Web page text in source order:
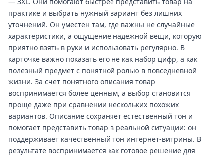
практике и выбрать нужный вариант без лишних
уточнений. Он уместен там, где важны не случайные
характеристики, а ощущение надежной вещи, которую
приятно взять в руки и использовать регулярно. В
карточке важно показать его не как набор цифр, а как
полезный предмет с понятной ролью в повседневной
жизни. За счет понятного описания товар
воспринимается более ценным, а выбор становится
проще даже при сравнении нескольких похожих
вариантов. Описание сохраняет естественный тон и
помогает представить товар в реальной ситуации: он
поддерживает качественный тон интернет‑витрины. В
результате воспринимается как готовое решение для